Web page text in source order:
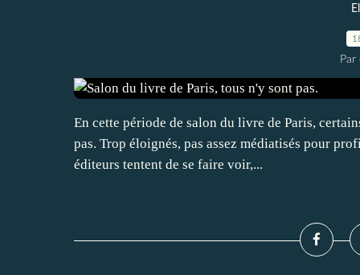
Par
En cette période de salon du livre de Paris,
pas. Trop éloignés, pas assez médiatisés pour
éditeurs tentent de se faire voir,...